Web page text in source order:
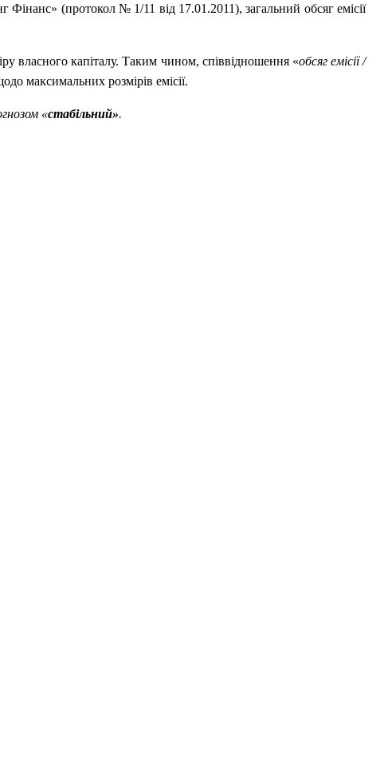
Фінанс» (протокол № 1/11 від 17.01.2011), загальний обсяг емісії
власного капіталу. Таким чином, співвідношення «обсяг емісії /
максимальних розмірів емісії.
«стабільний».